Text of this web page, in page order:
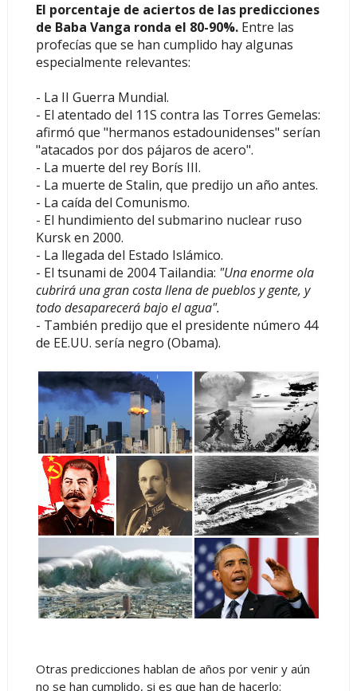
El porcentaje de aciertos de las predicciones
de Baba Vanga ronda el 80-90%.Entre las
profecías que se han cumplido hay algunas
especialmente relevantes:
- La II Guerra Mundial.
- El atentado del 11S contra las Torres Gemelas:
afirmó que "hermanos estadounidenses" serían
"atacados por dos pájaros de acero".
- La muerte del rey Borís III.
- La muerte de Stalin, que predijo un año antes.
- La caída del Comunismo.
- El hundimiento del submarino nuclear ruso
Kursk en 2000.
- La llegada del Estado Islámico.
- El tsunami de 2004 Tailandia: "Una enorme ola
cubrirá una gran costa llena de pueblos y gente, y
todo desaparecerá bajo el agua".
- También predijo que el presidente número 44
de EE.UU. sería negro (Obama).
Otras predicciones hablan de años por venir y aún
no se han cumplido, si es que han de hacerlo: